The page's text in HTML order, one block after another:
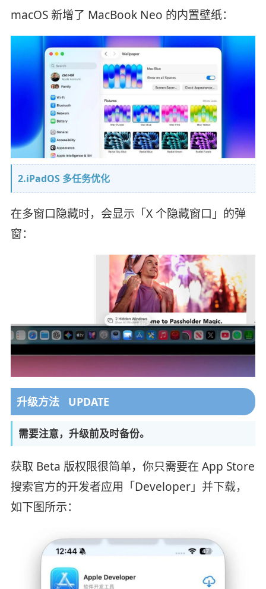
macOS 新增了 MacBook Neo 的内置壁纸：
2.iPadOS 多任务优化
在多窗口隐藏时，会显示「X 个隐藏窗口」的弹
窗：
升级方法 UPDATE
需要注意，升级前及时备份。
获取 Beta 版权限很简单，你只需要在 App Store
搜索官方的开发者应用「Developer」并下载，
如下图所示：